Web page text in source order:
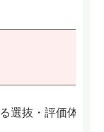
選抜・評価体系